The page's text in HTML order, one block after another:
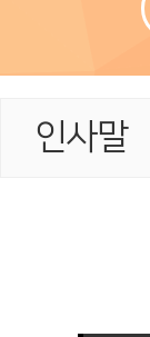
인사말